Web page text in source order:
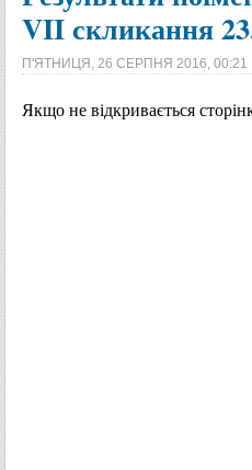
VII скликання
П'ЯТНИЦЯ, 26 СЕРПНЯ 2016, 00:21
Якщо не відкривається